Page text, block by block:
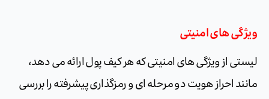
ویژگی های امنیتی
لیستی از ویژگی های امنیتی که هر کیف پول ارائه می دهد،
مانند احراز هویت دو مرحله ای و رمزگذاری پیشرفته را بررسی